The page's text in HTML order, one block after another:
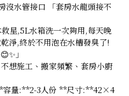
水管接口 「套房水龍頭接不
星,5L水箱洗一次夠用,每天晚
淨,終於不用泡在水槽發臭了!
」
想施工、搬家頻繁、套房小廚
容量:**2-3人份 **尺寸:**42×4